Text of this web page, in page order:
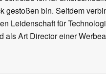
gestoßen bin. Seitdem
Leidenschaft für
als Art Director einer